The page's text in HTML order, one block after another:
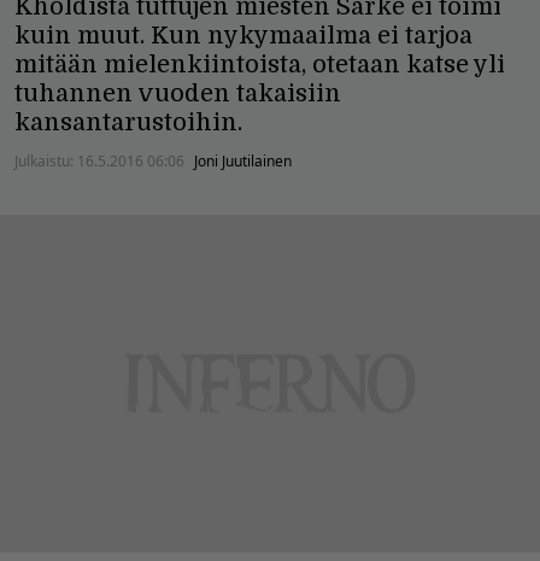
Kholdista tuttujen miesten Sarke ei toimi
kuin muut. Kun nykymaailma ei tarjoa
mitään mielenkiintoista, otetaan katse yli
tuhannen vuoden takaisiin
kansantarustoihin.
Julkaistu: 16.5.2016 06:06 Joni Juutilainen